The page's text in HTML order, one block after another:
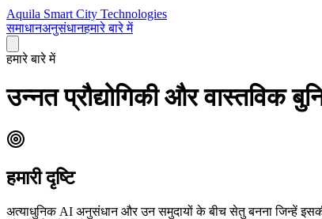
Aquila Smart City Technologies
समाधानअनुसंधानहमारे बारे में
हमारे बारे में
उन्नत प्रौद्योगिकी और वास्तविक
हमारी दृष्टि
अत्याधुनिक AI अनुसंधान और उन समुदायों के बीच सेतु बनना जिन्हें